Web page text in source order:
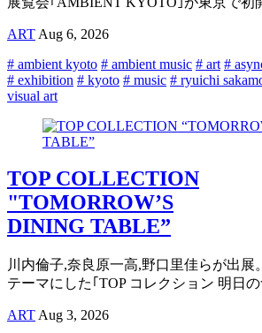
ART Aug 6, 2026
# ambient kyoto # ambient music # art #
# exhibition # kyoto # music # ryuichi
visual art
TOP COLLECTION
"TOMORROW’S
DINING TABLE”
川内倫子,奈良原一高,野口里佳らが出展
テーマにした｢TOP コレクション 明日の
ART Aug 3, 2026